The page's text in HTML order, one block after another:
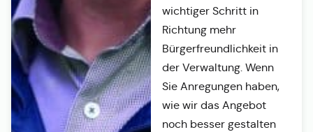
wichtiger Schritt in
Richtung mehr
Bürgerfreundlichkeit in
der Verwaltung. Wenn
Sie Anregungen haben,
wie wir das Angebot
noch besser gestalten